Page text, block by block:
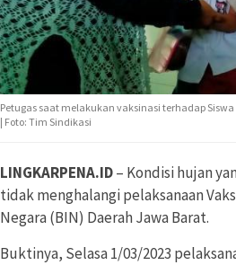
Petugas saat melakukan vaksinasi terhadap
| Foto: Tim Sindikasi
LINGKARPENA.ID– Kondisi hujan
tidak menghalangi pelaksanaan
Negara (BIN) Daerah Jawa Barat.
Buktinya, Selasa 1/03/2023